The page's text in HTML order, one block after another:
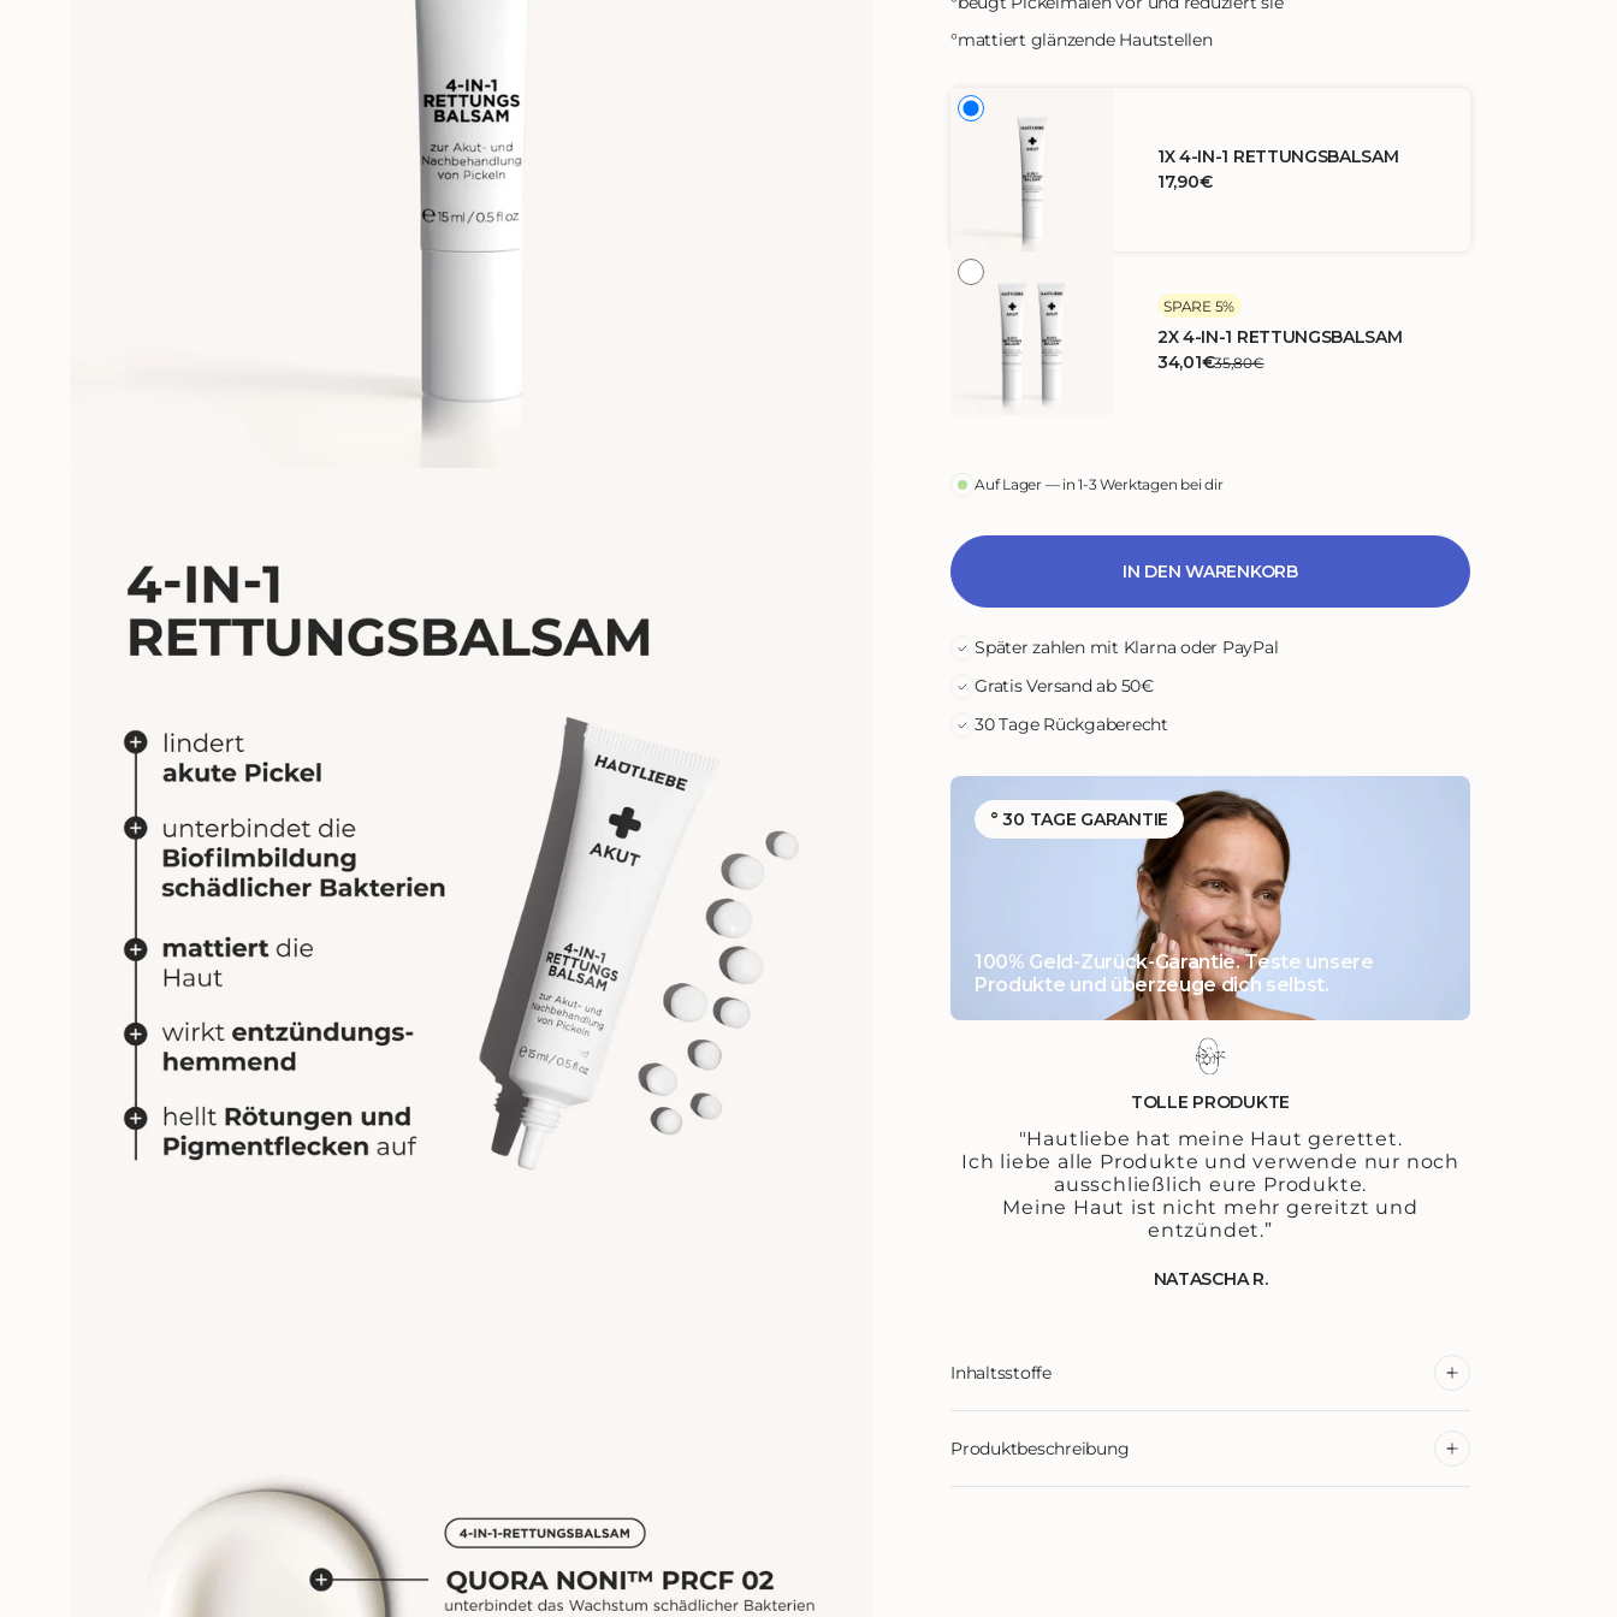
Öffne das Medium 0 im Modalmodus
Öffne das Medium 1 im Modalmodus
°mattiert glänzende Hautstellen
1X 4-IN-1 RETTUNGSBALSAM
17,90€
SPARE 5%
2X 4-IN-1 RETTUNGSBALSAM
34,01€35,80€
Auf Lager — in 1-3 Werktagen bei dir
IN DEN WARENKORB
Später zahlen mit Klarna oder PayPal
Gratis Versand ab 50€
30 Tage Rückgaberecht
TOLLE PRODUKTE
"Hautliebe hat meine Haut gerettet.
Ich liebe alle Produkte und verwende nur noch
ausschließlich eure Produkte.
Meine Haut ist nicht mehr gereitzt und
entzündet.”
NATASCHA R.
° 30 TAGE GARANTIE
100% Geld-Zurück-Garantie. Teste unsere
Produkte und überzeuge dich selbst.
Inhaltsstoffe
Produktbeschreibung